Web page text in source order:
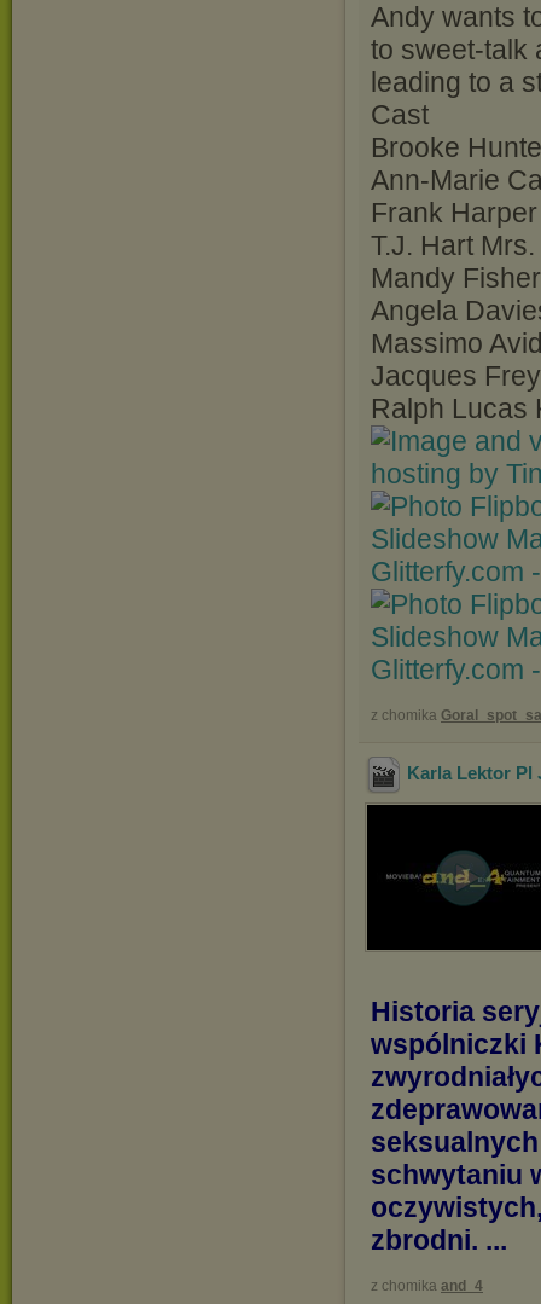
Andy wants
to sweet-talk
leading to a
Cast
Brooke
Ann-Marie
Frank
T.J. Hart
Mandy
Angela
Massimo
Jacques
Ralph Lucas
Glitterfy.com
Glitterfy.com
z chomika
Karla Lektor Pl
Historia
wspólniczki
schwytaniu
zbrodni. ...
z chomika and_4